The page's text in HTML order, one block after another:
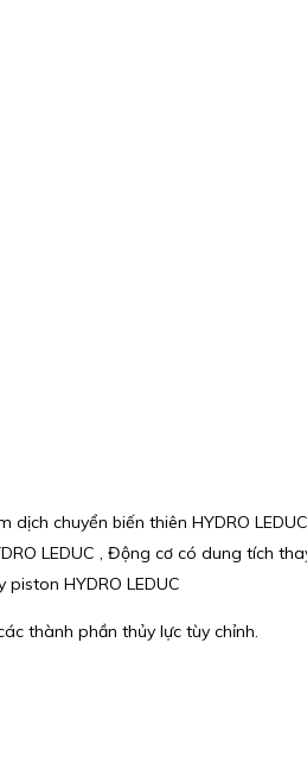
chuyển biến thiên HYDRO
LEDUC , Động cơ có dung tích
piston HYDRO LEDUC
thành phần thủy lực tùy chỉnh.